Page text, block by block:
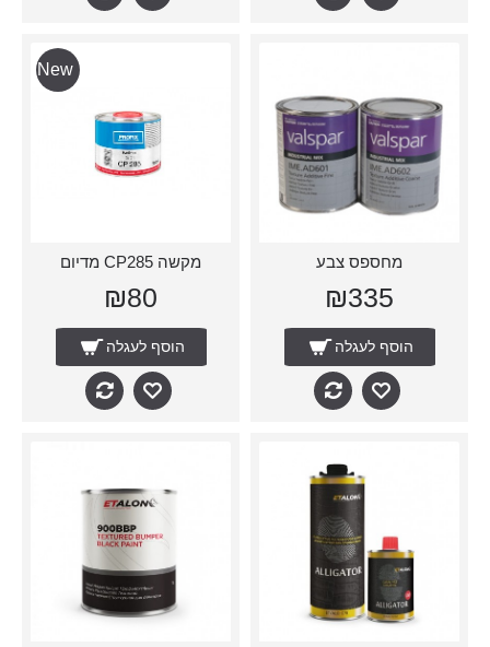
מחספס צבע
₪335
הוסף לעגלה
New
מקשה CP285 מדיום
₪80
הוסף לעגלה